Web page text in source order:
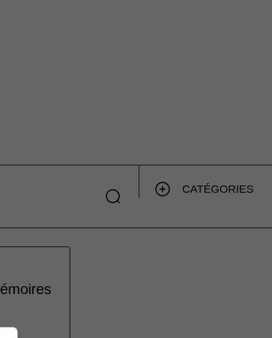
CATÉGORIES